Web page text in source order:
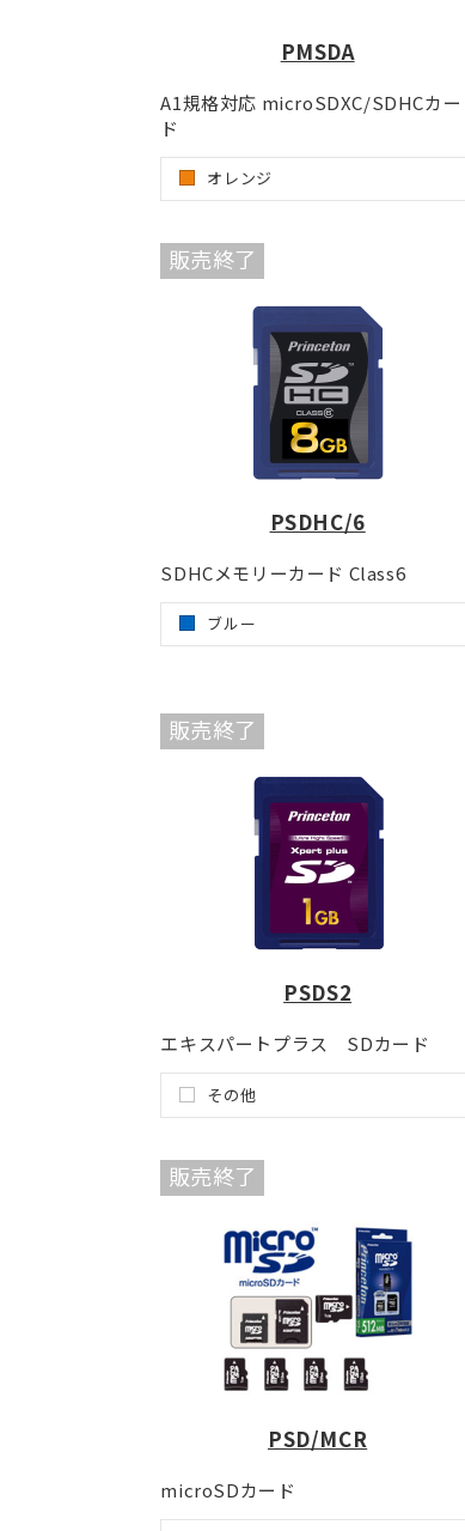
PMSDA
A1規格対応 microSDXC/SDHCカー
ド
オレンジ
販売終了
PSDHC/6
SDHCメモリーカード Class6
ブルー
販売終了
PSDS2
エキスパートプラス SDカード
その他
販売終了
PSD/MCR
microSDカード